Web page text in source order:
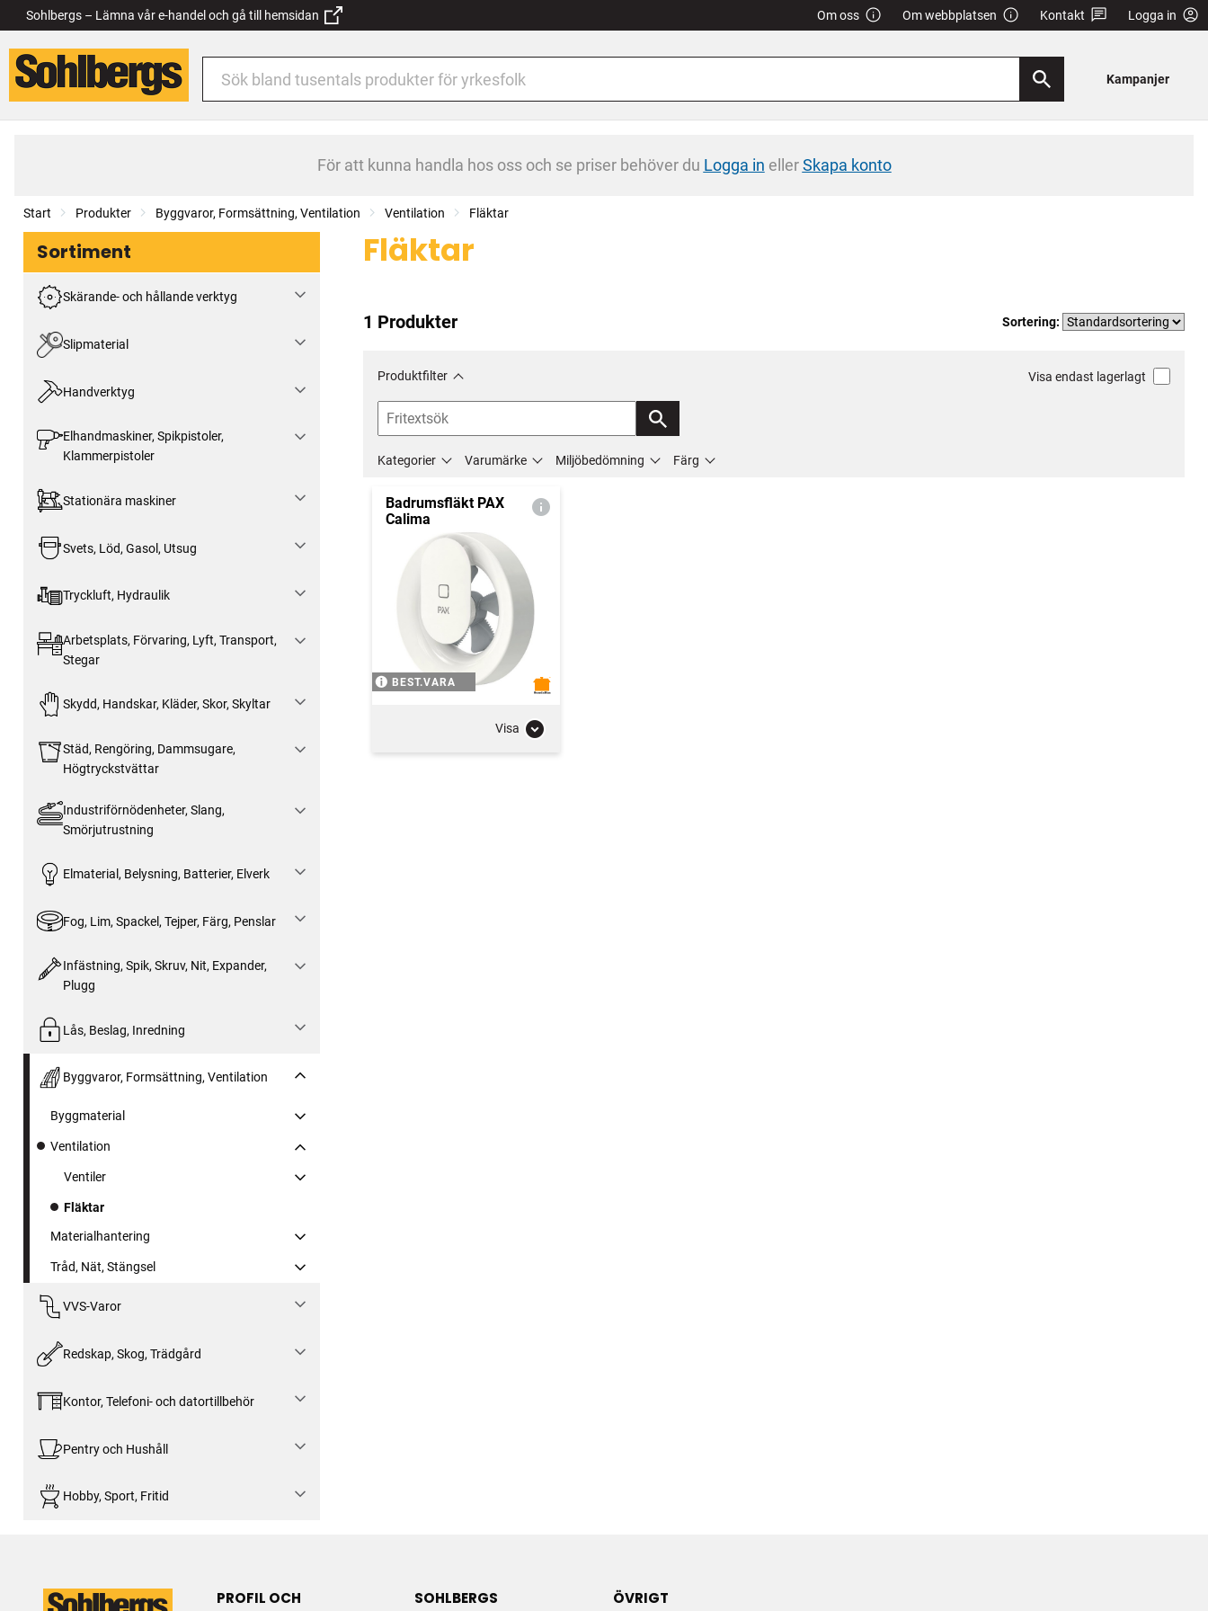
Sohlbergs – Lämna vår e-handel och gå till hemsidan Om oss Om webbplatsen Kontakt Logga in
Kampanjer
För att kunna handla hos oss och se priser behöver du Logga in ellerSkapa konto
Start Produkter Byggvaror, Formsättning, Ventilation Ventilation Fläktar
Sortiment
Skärande- och hållande verktyg
Slipmaterial
Handverktyg
Elhandmaskiner, Spikpistoler,
Klammerpistoler
Stationära maskiner
Svets, Löd, Gasol, Utsug
Tryckluft, Hydraulik
Arbetsplats, Förvaring, Lyft, Transport,
Stegar
Skydd, Handskar, Kläder, Skor, Skyltar
Städ, Rengöring, Dammsugare,
Högtryckstvättar
Industriförnödenheter, Slang,
Smörjutrustning
Elmaterial, Belysning, Batterier, Elverk
Fog, Lim, Spackel, Tejper, Färg, Penslar
Infästning, Spik, Skruv, Nit, Expander,
Plugg
Lås, Beslag, Inredning
Byggvaror, Formsättning, Ventilation
Byggmaterial
Ventilation
Ventiler
Fläktar
Materialhantering
Tråd, Nät, Stängsel
VVS-Varor
Redskap, Skog, Trädgård
Kontor, Telefoni- och datortillbehör
Pentry och Hushåll
Hobby, Sport, Fritid
Fläktar
1 Produkter Sortering:
Produktfilter Visa endast lagerlagt
Kategorier Varumärke Miljöbedömning Färg
Badrumsfläkt PAX
Calima
BEST.VARA
Visa
PROFIL OCH
SOHLBERGS ÖVRIGT